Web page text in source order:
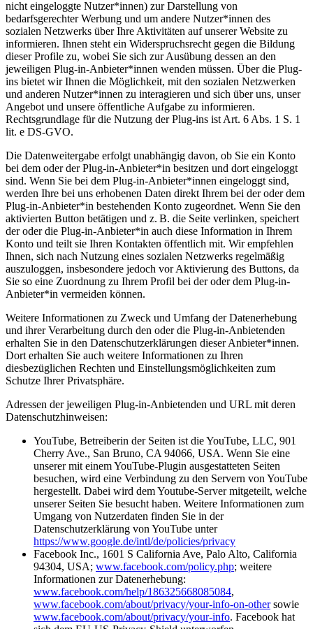
nicht eingeloggte Nutzer*innen) zur Darstellung von
bedarfsgerechter Werbung und um andere Nutzer*innen des
sozialen Netzwerks über Ihre Aktivitäten auf unserer Website zu
informieren. Ihnen steht ein Widerspruchsrecht gegen die Bildung
dieser Profile zu, wobei Sie sich zur Ausübung dessen an den
jeweiligen Plug-in-Anbieter*innen wenden müssen. Über die Plug-
ins bietet wir Ihnen die Möglichkeit, mit den sozialen Netzwerken
und anderen Nutzer*innen zu interagieren und sich über uns, unser
Angebot und unsere öffentliche Aufgabe zu informieren.
Rechtsgrundlage für die Nutzung der Plug-ins ist Art. 6 Abs. 1 S. 1
lit. e DS-GVO.
Die Datenweitergabe erfolgt unabhängig davon, ob Sie ein Konto
bei dem oder der Plug-in-Anbieter*in besitzen und dort eingeloggt
sind. Wenn Sie bei dem Plug-in-Anbieter*innen eingeloggt sind,
werden Ihre bei uns erhobenen Daten direkt Ihrem bei der oder dem
Plug-in-Anbieter*in bestehenden Konto zugeordnet. Wenn Sie den
aktivierten Button betätigen und z. B. die Seite verlinken, speichert
der oder die Plug-in-Anbieter*in auch diese Information in Ihrem
Konto und teilt sie Ihren Kontakten öffentlich mit. Wir empfehlen
Ihnen, sich nach Nutzung eines sozialen Netzwerks regelmäßig
auszuloggen, insbesondere jedoch vor Aktivierung des Buttons, da
Sie so eine Zuordnung zu Ihrem Profil bei der oder dem Plug-in-
Anbieter*in vermeiden können.
Weitere Informationen zu Zweck und Umfang der Datenerhebung
und ihrer Verarbeitung durch den oder die Plug-in-Anbietenden
erhalten Sie in den Datenschutzerklärungen dieser Anbieter*innen.
Dort erhalten Sie auch weitere Informationen zu Ihren
diesbezüglichen Rechten und Einstellungsmöglichkeiten zum
Schutze Ihrer Privatsphäre.
Adressen der jeweiligen Plug-in-Anbietenden und URL mit deren
Datenschutzhinweisen:
YouTube, Betreiberin der Seiten ist die YouTube, LLC, 901
Cherry Ave., San Bruno, CA 94066, USA. Wenn Sie eine
unserer mit einem YouTube-Plugin ausgestatteten Seiten
besuchen, wird eine Verbindung zu den Servern von YouTube
hergestellt. Dabei wird dem Youtube-Server mitgeteilt, welche
unserer Seiten Sie besucht haben. Weitere Informationen zum
Umgang von Nutzerdaten finden Sie in der
Datenschutzerklärung von YouTube unter
https://www.google.de/intl/de/policies/privacy
Facebook Inc., 1601 S California Ave, Palo Alto, California
94304, USA; www.facebook.com/policy.php; weitere
Informationen zur Datenerhebung:
www.facebook.com/help/186325668085084,
www.facebook.com/about/privacy/your-info-on-othersowie
www.facebook.com/about/privacy/your-info. Facebook hat